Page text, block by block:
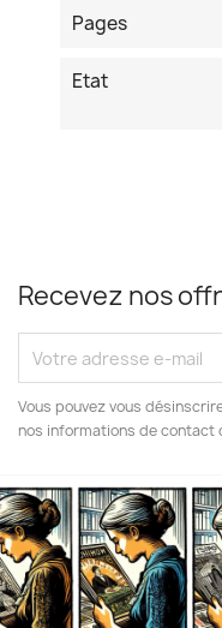
Pages
Etat
Recevez nos
Vous pouvez vous
nos informations de